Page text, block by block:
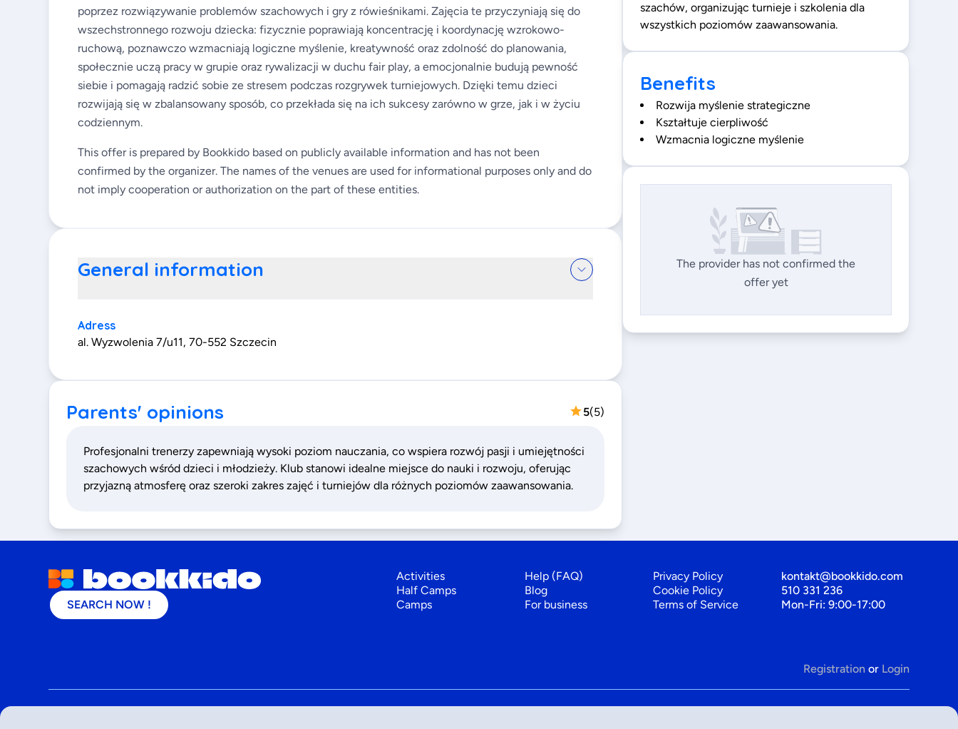
poprzez rozwiązywanie problemów szachowych i gry z rówieśnikami. Zajęcia te przyczyniają się do
wszechstronnego rozwoju dziecka: fizycznie poprawiają koncentrację i koordynację wzrokowo-
ruchową, poznawczo wzmacniają logiczne myślenie, kreatywność oraz zdolność do planowania,
społecznie uczą pracy w grupie oraz rywalizacji w duchu fair play, a emocjonalnie budują pewność
siebie i pomagają radzić sobie ze stresem podczas rozgrywek turniejowych. Dzięki temu dzieci
rozwijają się w zbalansowany sposób, co przekłada się na ich sukcesy zarówno w grze, jak i w życiu
codziennym.
This offer is prepared by Bookkido based on publicly available information and has not been
confirmed by the organizer. The names of the venues are used for informational purposes only and do
not imply cooperation or authorization on the part of these entities.
General information
Adress
al. Wyzwolenia 7/u11, 70-552 Szczecin
Parents' opinions 5(5)
Profesjonalni trenerzy zapewniają wysoki poziom nauczania, co wspiera rozwój pasji i umiejętności
szachowych wśród dzieci i młodzieży. Klub stanowi idealne miejsce do nauki i rozwoju, oferując
przyjazną atmosferę oraz szeroki zakres zajęć i turniejów dla różnych poziomów zaawansowania.
szachów, organizując turnieje i szkolenia dla
wszystkich poziomów zaawansowania.
Benefits
Rozwija myślenie strategiczne
Kształtuje cierpliwość
Wzmacnia logiczne myślenie
The provider has not confirmed the
offer yet
SEARCH NOW !
Activities
Half Camps
Camps
Help (FAQ)
Blog
For business
Privacy Policy
Cookie Policy
Terms of Service
kontakt@bookkido.com
510 331 236
Mon-Fri: 9:00-17:00
Registration or Login